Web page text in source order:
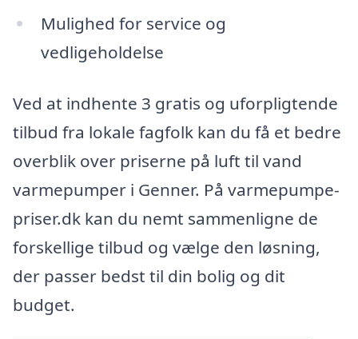
Mulighed for service og
vedligeholdelse
Ved at indhente 3 gratis og uforpligtende
tilbud fra lokale fagfolk kan du få et bedre
overblik over priserne på luft til vand
varmepumper i Genner. På varmepumpe-
priser.dk kan du nemt sammenligne de
forskellige tilbud og vælge den løsning,
der passer bedst til din bolig og dit
budget.